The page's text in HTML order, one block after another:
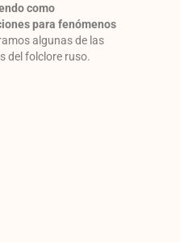
como
para fenómenos
algunas de las
del folclore ruso.